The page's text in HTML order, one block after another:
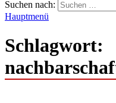
Suchen nach:
Hauptmenü
Schlagwort: